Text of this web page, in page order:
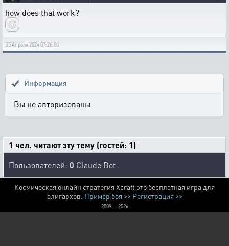
how does that work?
25 Апреля 2024 07:26:00
Информация
Вы не авторизованы
1 чел. читают эту тему (гостей: 1)
Пользователей: 0 Claude Bot
Космическая онлайн стратегия Xcraft это бесплатная игра для
алигархов. Пример боя >> Регистрация >>
2009 — 2526